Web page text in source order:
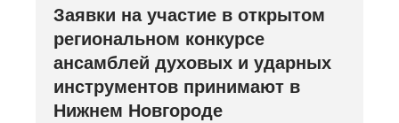
Заявки на участие в открытом
региональном конкурсе
ансамблей духовых и ударных
инструментов принимают в
Нижнем Новгороде